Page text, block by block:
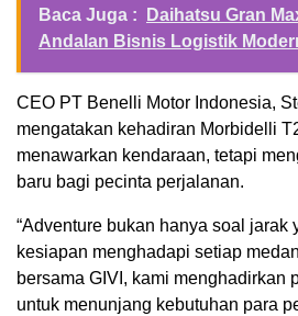
Baca Juga :
Daihatsu Gran
Andalan Bisnis Logistik
CEO PT Benelli Motor Indonesia,
mengatakan kehadiran Morbidelli
menawarkan kendaraan, tetapi
baru bagi pecinta perjalanan.
“Adventure bukan hanya soal jarak
kesiapan menghadapi setiap
bersama GIVI, kami menghadirkan
untuk menunjang kebutuhan para